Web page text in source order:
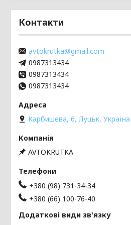
Контакти
avtokrutka@gmail.com
0987313434
0987313434
0987313434
Карбишева, 6, Луцьк, Україна
AVTOKRUTKA
+380 (98) 731-34-34
+380 (66) 100-76-40